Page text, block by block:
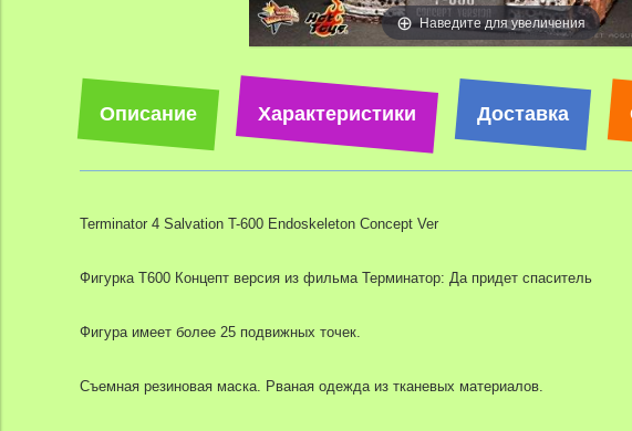
Наведите для увеличения
Описание Характеристики Доставка
Terminator 4 Salvation T-600 Endoskeleton Concept Ver
Фигурка T600 Концепт версия из фильма Терминатор: Да придет спаситель
Фигура имеет более 25 подвижных точек.
Съемная резиновая маска. Рваная одежда из тканевых материалов.